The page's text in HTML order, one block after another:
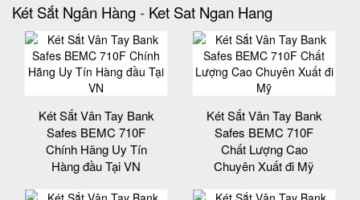
Két Sắt Ngân Hàng- Ket Sat Ngan Hang
Két Sắt Vân Tay Bank
Safes BEMC 710F
Chính Hãng Uy Tín
Hàng đầu Tại VN
Két Sắt Vân Tay Bank
Safes BEMC 710F
Chất Lượng Cao
Chuyên Xuất đi Mỹ